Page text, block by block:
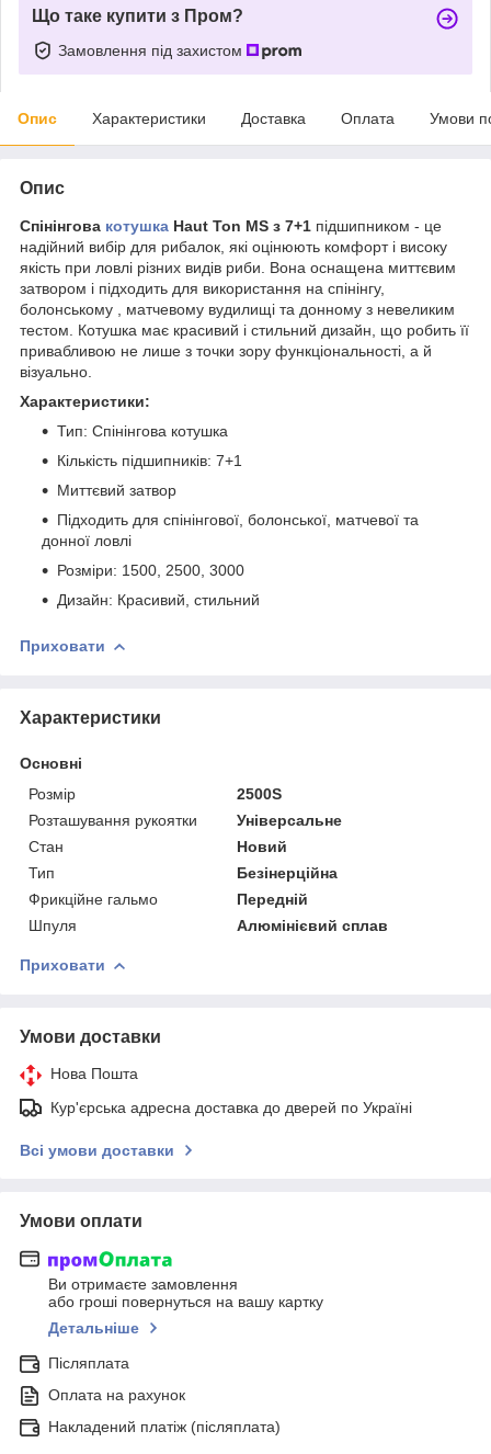
Що таке купити з Пром?
Замовлення під захистом
Опис Характеристики Доставка Оплата Умови
Опис
Спінінгова котушка Haut Ton MS з 7+1 підшипником - це
надійний вибір для рибалок, які оцінюють комфорт і високу
якість при ловлі різних видів риби. Вона оснащена миттєвим
затвором і підходить для використання на спінінгу,
болонському , матчевому вудилищі та донному з невеликим
тестом. Котушка має красивий і стильний дизайн, що робить її
привабливою не лише з точки зору функціональності, а й
візуально.
Характеристики:
Тип: Спінінгова котушка
Кількість підшипників: 7+1
Миттєвий затвор
Підходить для спінінгової, болонської, матчевої та
донної ловлі
Розміри: 1500, 2500, 3000
Дизайн: Красивий, стильний
Приховати
Характеристики
Основні
Розмір
2500S
Розташування рукоятки
Універсальне
Стан
Новий
Тип
Безінерційна
Фрикційне гальмо
Передній
Шпуля
Алюмінієвий сплав
Приховати
Умови доставки
Нова Пошта
Кур'єрська адресна доставка до дверей по Україні
Всі умови доставки
Умови оплати
Ви отримаєте замовлення
або гроші повернуться на вашу картку
Детальніше
Післяплата
Оплата на рахунок
Накладений платіж (післяплата)